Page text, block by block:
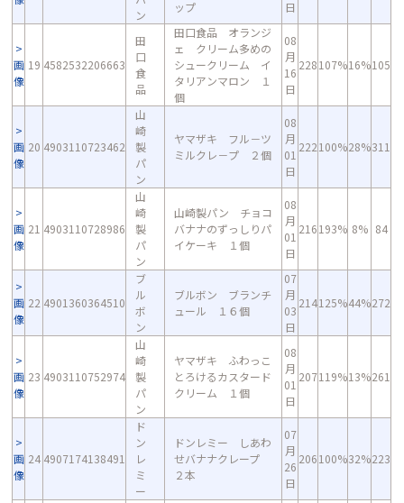
ン
ップ
日
画
像
19 4582532206663
田
口
食
品
田口食品 オランジ
ェ クリーム多めの
シュークリーム イ
タリアンマロン １
個
08
月
16
日
228107%16%105
画
像
20 4903110723462
山
崎
製
パ
ン
ヤマザキ フル－ツ
ミルクレ－プ ２個
08
月
01
日
222100%28%311
画
像
21 4903110728986
山
崎
製
パ
ン
山崎製パン チョコ
バナナのずっしりパ
イケーキ １個
08
月
01
日
216193% 8% 84
画
像
22 4901360364510
ブ
ル
ボ
ン
ブルボン ブランチ
ュール １６個
07
月
03
日
214125%44%272
画
像
23 4903110752974
山
崎
製
パ
ン
ヤマザキ ふわっこ
とろけるカスタード
クリーム １個
08
月
01
日
207119%13%261
画
像
24 4907174138491
ド
ン
レ
ミ
ー
ドンレミー しあわ
せバナナクレープ
２本
07
月
26
日
206100%32%223